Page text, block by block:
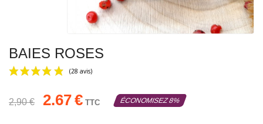
BAIES ROSES
2,90 € 2.67€ TTC ÉCONOMISEZ 8%